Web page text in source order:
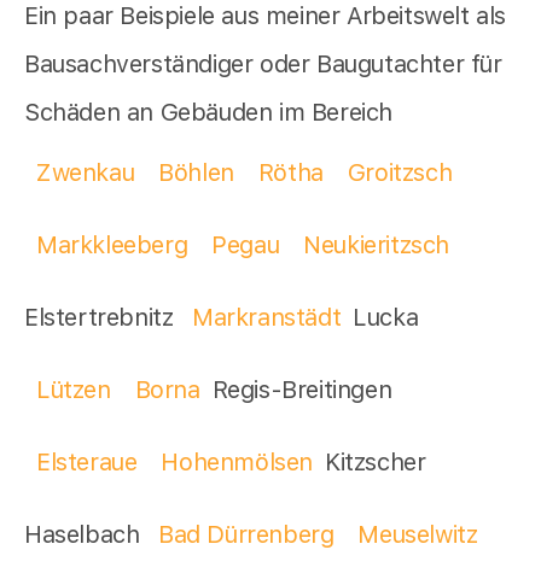
Ein paar Beispiele aus meiner Arbeitswelt als
Bausachverständiger oder Baugutachter für
Schäden an Gebäuden im Bereich
Zwenkau Böhlen Rötha Groitzsch
Markkleeberg Pegau Neukieritzsch
Elstertrebnitz Markranstädt Lucka
Lützen Borna Regis-Breitingen
Elsteraue Hohenmölsen Kitzscher
Haselbach Bad Dürrenberg Meuselwitz